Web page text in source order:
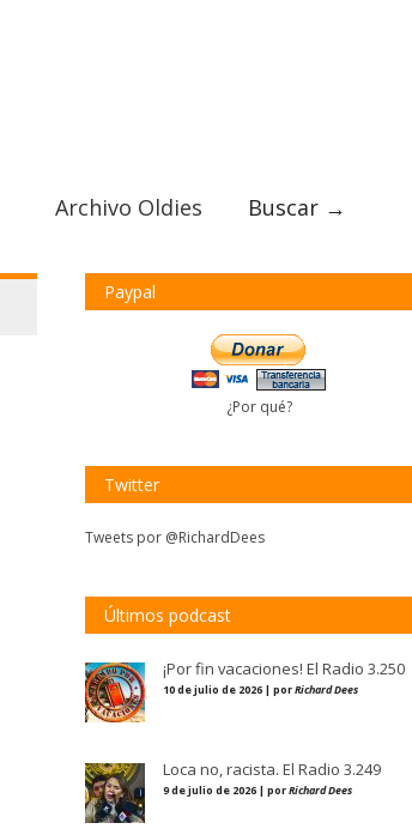
Archivo Oldies Buscar →
Paypal
¿Por qué?
Twitter
Tweets por @RichardDees
Últimos podcast
¡Por fin vacaciones! El Radio 3.250
10 de julio de 2026 | porRichard Dees
Loca no, racista. El Radio 3.249
9 de julio de 2026 | porRichard Dees